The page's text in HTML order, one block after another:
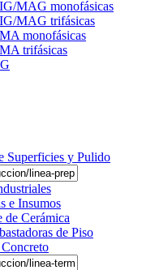
MAG monofásicas
MAG trifásicas
monofásicas
trifásicas
Superficies y Pulido
e Insumos
de Cerámica
de Piso